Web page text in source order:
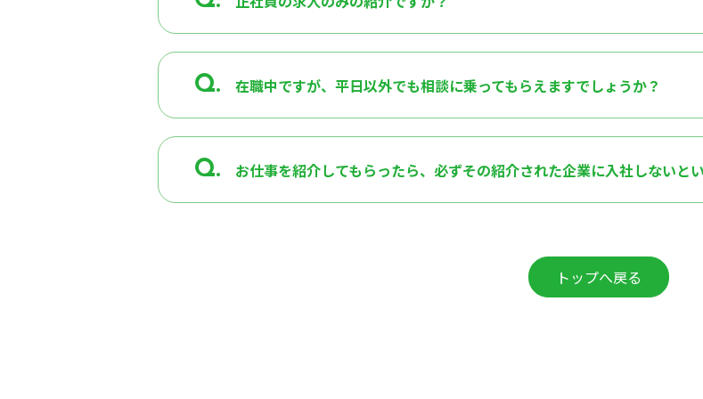
Q. 在職中ですが、平日以外でも相談に乗ってもらえますでしょうか？
Q. お仕事を紹介してもらったら、必ずその紹介された企業に入社しないと
トップへ戻る